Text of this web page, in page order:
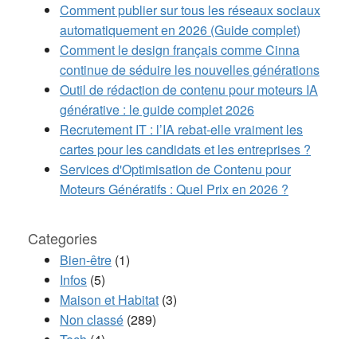
Comment publier sur tous les réseaux sociaux
automatiquement en 2026 (Guide complet)
Comment le design français comme Cinna
continue de séduire les nouvelles générations
Outil de rédaction de contenu pour moteurs IA
générative : le guide complet 2026
Recrutement IT : l’IA rebat-elle vraiment les
cartes pour les candidats et les entreprises ?
Services d'Optimisation de Contenu pour
Moteurs Génératifs : Quel Prix en 2026 ?
Categories
Bien-être (1)
Infos (5)
Maison et Habitat (3)
Non classé (289)